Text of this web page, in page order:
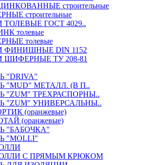
строительные
строительные
ТОЛЕВЫЕ ГОСТ 4029..
толевые
толевые
ФИНИШНЫЕ DIN 1152
ШИФЕРНЫЕ ТУ 208-81
"DRIVA"
"MUD" МЕТАЛЛ. (В П..
"ZUM" ТРЕХРАСПОРНЫ..
"ZUM" УНИВЕРСАЛЬНЫ..
(оранжевые)
(оранжевые)
"БАБОЧКА"
"МOLLI"
С ПРЯМЫМ КРЮКОМ